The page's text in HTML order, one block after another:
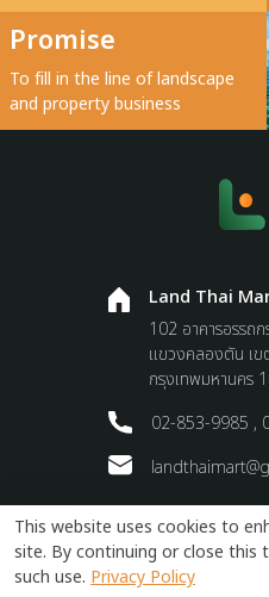
Promise
To fill in the line of landscape
and property business
Land Thai
102 อาคารอรรถ
แขวงคลองตัน เข
กรุงเทพมหานคร
02-853-9985 ,
Terms and
This website uses cookies to
site. By continuing or close this
such use. Privacy Policy